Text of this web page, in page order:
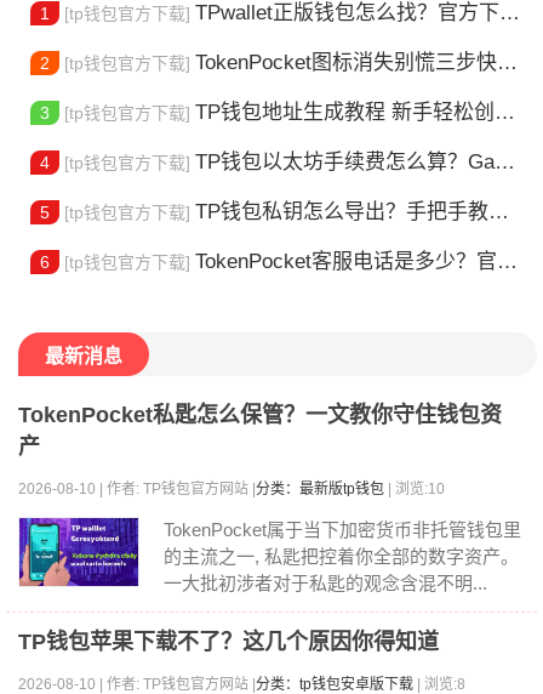
1 [tp钱包官方下载] TPwallet正版钱包怎么找？官方下载渠道全解析
2 [tp钱包官方下载] TokenPocket图标消失别慌三步快速找回你的钱包
3 [tp钱包官方下载] TP钱包地址生成教程 新手轻松创建钱包
4 [tp钱包官方下载] TP钱包以太坊手续费怎么算？Gas 费省钱全攻略
5 [tp钱包官方下载] TP钱包私钥怎么导出？手把手教你安全备份助记词
6 [tp钱包官方下载] TokenPocket客服电话是多少？官方热线查询
最新消息
TokenPocket私匙怎么保管？一文教你守住钱包资
产
2026-08-10 | 作者: TP钱包官方网站 | 分类：最新版tp钱包 | 浏览:10
TokenPocket属于当下加密货币非托管钱包里
的主流之一, 私匙把控着你全部的数字资产。
一大批初涉者对于私匙的观念含混不明...
TP钱包苹果下载不了？这几个原因你得知道
2026-08-10 | 作者: TP钱包官方网站 | 分类：tp钱包安卓版下载 | 浏览:8